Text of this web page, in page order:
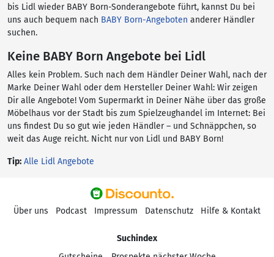
bis Lidl wieder BABY Born-Sonderangebote führt, kannst Du bei
uns auch bequem nach BABY Born-Angeboten anderer Händler
suchen.
Keine BABY Born Angebote bei Lidl
Alles kein Problem. Such nach dem Händler Deiner Wahl, nach der
Marke Deiner Wahl oder dem Hersteller Deiner Wahl: Wir zeigen
Dir alle Angebote! Vom Supermarkt in Deiner Nähe über das große
Möbelhaus vor der Stadt bis zum Spielzeughandel im Internet: Bei
uns findest Du so gut wie jeden Händler – und Schnäppchen, so
weit das Auge reicht. Nicht nur von Lidl und BABY Born!
Tip: Alle Lidl Angebote
Über uns Podcast Impressum Datenschutz Hilfe & Kontakt
Suchindex